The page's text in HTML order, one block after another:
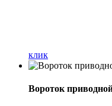
клик
Вороток